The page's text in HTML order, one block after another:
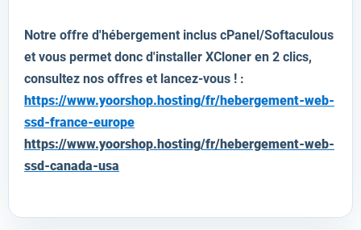
Notre offre d'hébergement inclus cPanel/Softaculous
et vous permet donc d'installer XCloner en 2 clics,
consultez nos offres et lancez-vous ! :
https://www.yoorshop.hosting/fr/hebergement-web-
ssd-france-europe
https://www.yoorshop.hosting/fr/hebergement-web-
ssd-canada-usa